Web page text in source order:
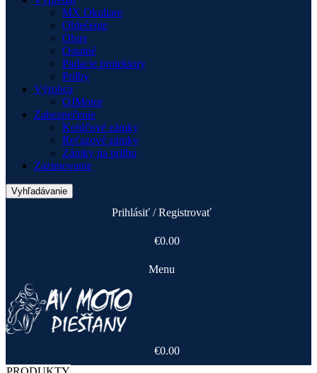
MX Okuliare
Oblečenie
Obuv
Ostatné
Padacie protektory
Prilby
Výrobca
QJMotor
Zabezpečenie
Kotúčové zámky
Reťazové zámky
Zámky na prilbu
Zazimovanie
Vyhľadávanie
Prihlásiť / Registrovať
€0.00
Menu
€0.00